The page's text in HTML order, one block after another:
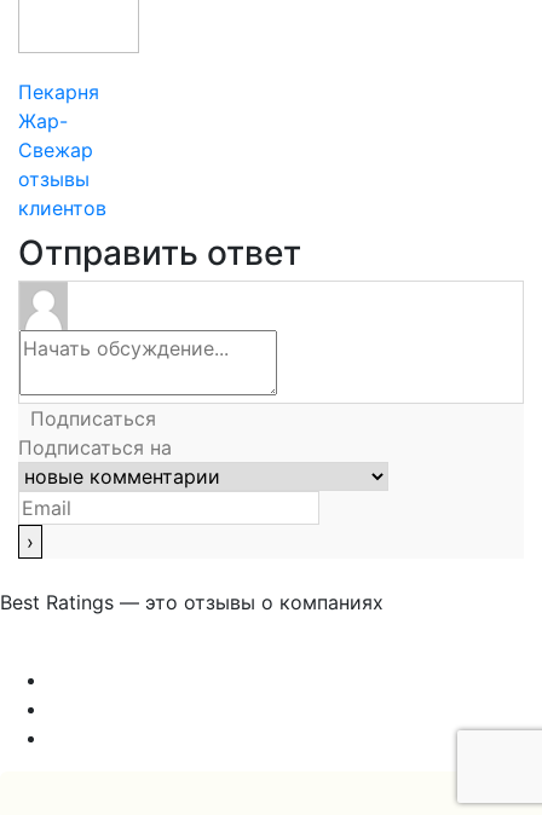
Пекарня
Жар-
Свежар
отзывы
клиентов
Отправить ответ
Подписаться
Подписаться на
Best Ratings — это отзывы о компаниях